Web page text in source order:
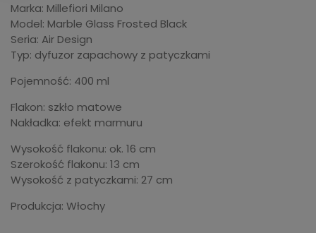
Marka: Millefiori Milano
Model: Marble Glass Frosted Black
Seria: Air Design
Typ: dyfuzor zapachowy z patyczkami
Pojemność: 400 ml
Flakon: szkło matowe
Nakładka: efekt marmuru
Wysokość flakonu: ok. 16 cm
Szerokość flakonu: 13 cm
Wysokość z patyczkami: 27 cm
Produkcja: Włochy